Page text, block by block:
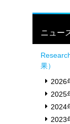
ニュー
果）
2026
2025
2024
2023